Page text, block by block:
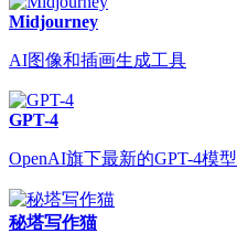
Midjourney
AI图像和插画生成工具
GPT-4
OpenAI旗下最新的GPT-4模型
秘塔写作猫